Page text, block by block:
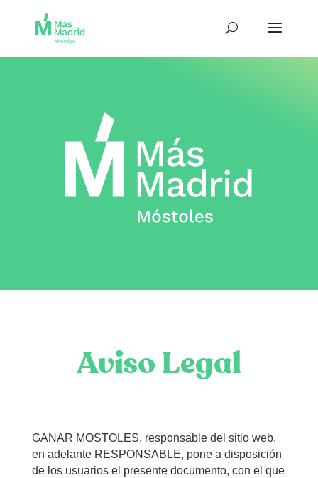
Aviso Legal
GANAR MOSTOLES, responsable del sitio web,
en adelante RESPONSABLE, pone a disposición
de los usuarios el presente documento, con el que